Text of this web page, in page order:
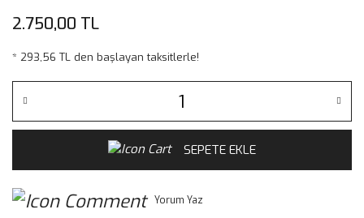
2.750,00 TL
* 293,56 TL den başlayan taksitlerle!
SEPETE EKLE
Yorum Yaz